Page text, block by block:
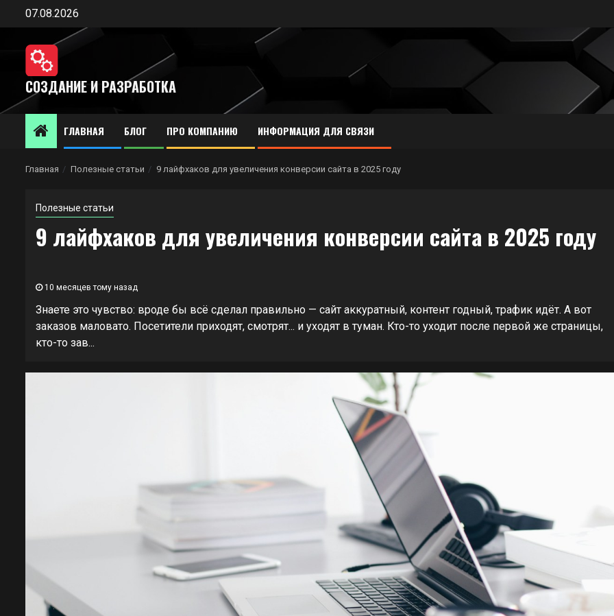
Перейти
содержимому
07.08.2026
СОЗДАНИЕ И РАЗРАБОТКА
ГЛАВНАЯ БЛОГ ПРО КОМПАНИЮ ИНФОРМАЦИЯ ДЛЯ СВЯЗИ
Главная Полезные статьи 9 лайфхаков для увеличения конверсии сайта в 2025 году
Полезные статьи
9 лайфхаков для увеличения конверсии сайта в 2025 году
10 месяцев тому назад
Знаете это чувство: вроде бы всё сделал правильно — сайт аккуратный, контент годный, трафик идёт. А вот
заказов маловато. Посетители приходят, смотрят... и уходят в туман. Кто-то уходит после первой же страницы,
кто-то зав...